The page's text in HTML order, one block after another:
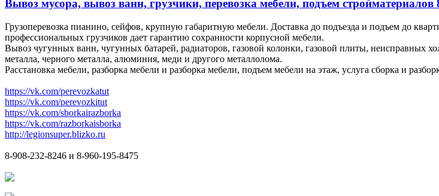
Вывоз мусора, вывоз ванн, грузчики, перевозка мебели, подъем стройматериалов
Грузоперевозка пианино, сейфов, крупную габаритную мебели. Доставка до подъезда и подъем до
профессиональных грузчиков дает гарантию сохранности корпусной мебели.
Вывоз чугунных ванн, чугунных батарей, радиаторов, газовой колонки, газовой плиты, неисправных
металла, черного металла, алюминия, меди и другого металлолома.
Расстановка мебели, разборка мебели и разборка мебели, подъем мебели на этаж, услуга сборка и
https://vk.com/perevozkatut
https://vk.com/perevozkitut
https://vk.com/sborkairazborka
https://vk.com/razborkaisborka
http://legionsuper.blizko.ru
8-908-232-8246 и 8-960-195-8475